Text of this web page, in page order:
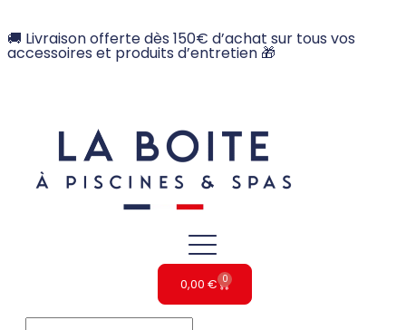
🚚 Livraison offerte dès 150€ d’achat sur tous vos
accessoires et produits d’entretien 🎁
0,00 € 0